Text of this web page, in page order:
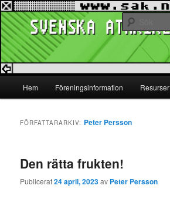
Hoppa
till
primärt
innehåll
Hoppa
till
sekundärt
innehållSvenska Atariklubben
www.sak.nu
Hem Föreningsinformation Resurser
FÖRFATTARARKIV: Peter Persson
Den rätta frukten!
Publicerat24 april, 2023av Peter Persson